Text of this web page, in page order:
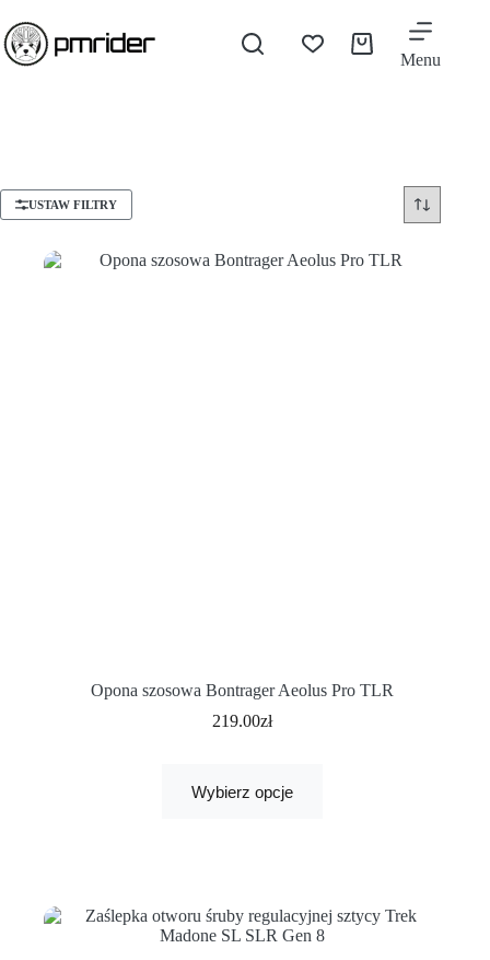
Menu
USTAW FILTRY
Opona szosowa Bontrager Aeolus Pro TLR
219.00zł
Wybierz opcje